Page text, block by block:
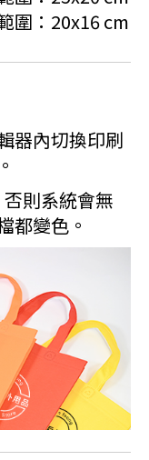
圍：20x16 cm
器內切換印刷
則系統會無
都變色。